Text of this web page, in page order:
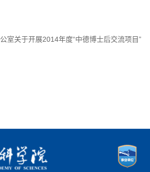
室关于开展2014年度“中德博士后交流项目”